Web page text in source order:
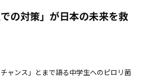
の対策」が日本の未来を救
ャンス」とまで語る中学生へのピロリ菌